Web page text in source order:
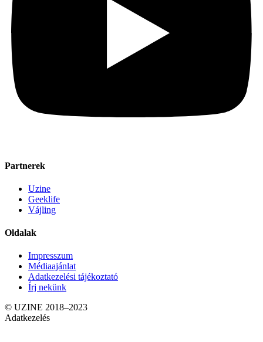
Partnerek
Uzine
Geeklife
Vájling
Oldalak
Impresszum
Médiaajánlat
Adatkezelési tájékoztató
Írj nekünk
© UZINE 2018–2023
Adatkezelés